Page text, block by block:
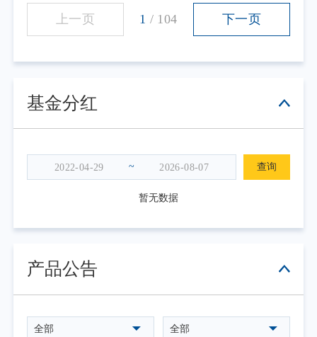
上一页 1 / 104 下一页
基金分红
~ 查询
暂无数据
产品公告
全部 全部